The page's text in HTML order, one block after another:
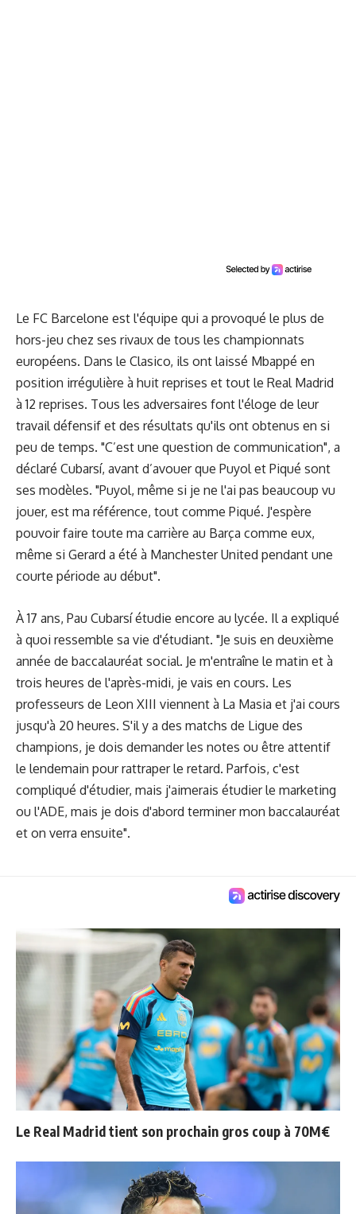
Le FC Barcelone est l'équipe qui a provoqué le plus de
hors-jeu chez ses rivaux de tous les championnats
européens. Dans le Clasico, ils ont laissé Mbappé en
position irrégulière à huit reprises et tout le Real Madrid
à 12 reprises. Tous les adversaires font l'éloge de leur
travail défensif et des résultats qu'ils ont obtenus en si
peu de temps. "C’est une question de communication", a
déclaré Cubarsí, avant d’avouer que Puyol et Piqué sont
ses modèles. "Puyol, même si je ne l'ai pas beaucoup vu
jouer, est ma référence, tout comme Piqué. J'espère
pouvoir faire toute ma carrière au Barça comme eux,
même si Gerard a été à Manchester United pendant une
courte période au début".
À 17 ans, Pau Cubarsí étudie encore au lycée. Il a expliqué
à quoi ressemble sa vie d'étudiant. "Je suis en deuxième
année de baccalauréat social. Je m'entraîne le matin et à
trois heures de l'après-midi, je vais en cours. Les
professeurs de Leon XIII viennent à La Masia et j'ai cours
jusqu'à 20 heures. S'il y a des matchs de Ligue des
champions, je dois demander les notes ou être attentif
le lendemain pour rattraper le retard. Parfois, c'est
compliqué d'étudier, mais j'aimerais étudier le marketing
ou l'ADE, mais je dois d'abord terminer mon baccalauréat
et on verra ensuite".
Le Real Madrid tient son prochain gros coup à 70M€